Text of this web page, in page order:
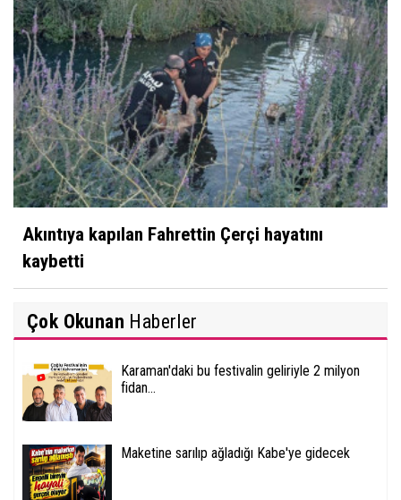
Akıntıya kapılan Fahrettin Çerçi hayatını
kaybetti
Çok Okunan Haberler
Karaman'daki bu festivalin geliriyle 2 milyon
fidan...
Maketine sarılıp ağladığı Kabe'ye gidecek